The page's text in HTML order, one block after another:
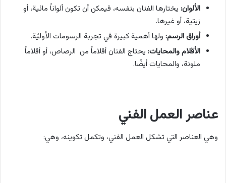
الألوان: يختارها الفنان بنفسه، فيمكن أن تكون ألواناً مائية، أو
زيتية، أو غيرها.
أوراق الرسم: ولها أهمية كبيرة في تجربة الرسومات الأوليًة.
الأقلام والمحايات: يحتاج الفنان أقلاماً من الرصاص، أو أقلاماً
ملونة، والمحايات أيضًا.
عناصر العمل الفني
وهي العناصر التي تشكل العمل الفني، وتكمل تكوينه، وهي: